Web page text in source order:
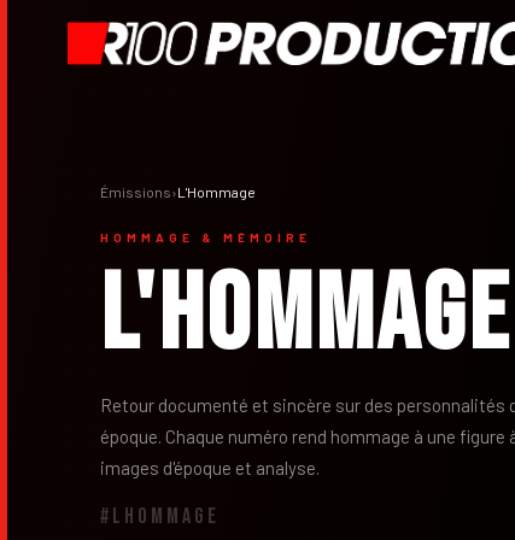
Émissions›L'Hommage
HOMMAGE & MÉMOIRE
L'Hommage
Retour documenté et sincère sur des personnalités
époque. Chaque numéro rend hommage à une figure
images d'époque et analyse.
#LHOMMAGE